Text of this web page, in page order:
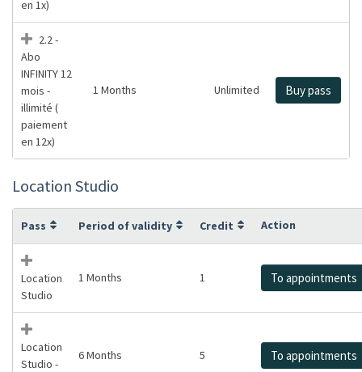
en 1x)
2.2 -
Abo
INFINITY 12
mois -
illimité (
paiement
en 12x)
1 Months Unlimited Buy pass
Location Studio
Pass Period of validity Credit Action
Location
Studio
1 Months 1 To appointments
Location
Studio -
6 Months 5 To appointments